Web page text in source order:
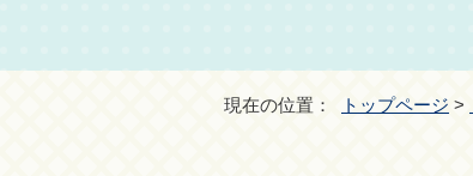
現在の位置： トップページ >